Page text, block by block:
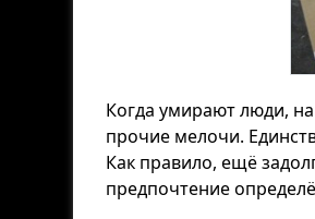
Когда умирают люди,
прочие мелочи.
Как правило, ещё
предпочтение